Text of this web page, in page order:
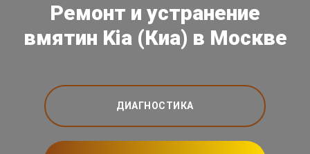
Ремонт и устранение
вмятин Kia (Киа) в Москве
ДИАГНОСТИКА